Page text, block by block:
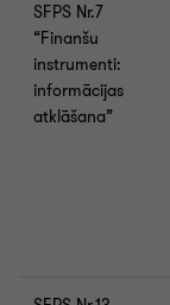
SFPS Nr.7
“Finanšu
instrumenti:
informācijas
atklāšana”